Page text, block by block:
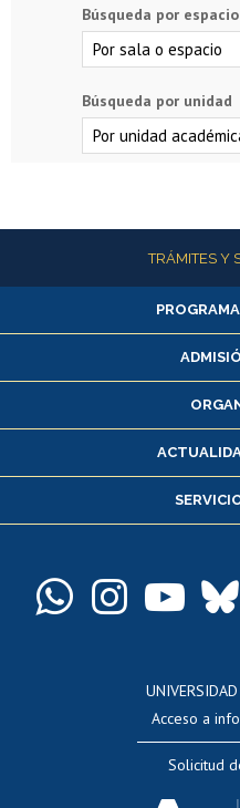
Búsqueda por espacio
Búsqueda por unidad
Más informaciónTRÁMITES Y
Alumnas/os
Inscripción y
Consulta y
Servicio
Pago de
Acceso a
Solicitud